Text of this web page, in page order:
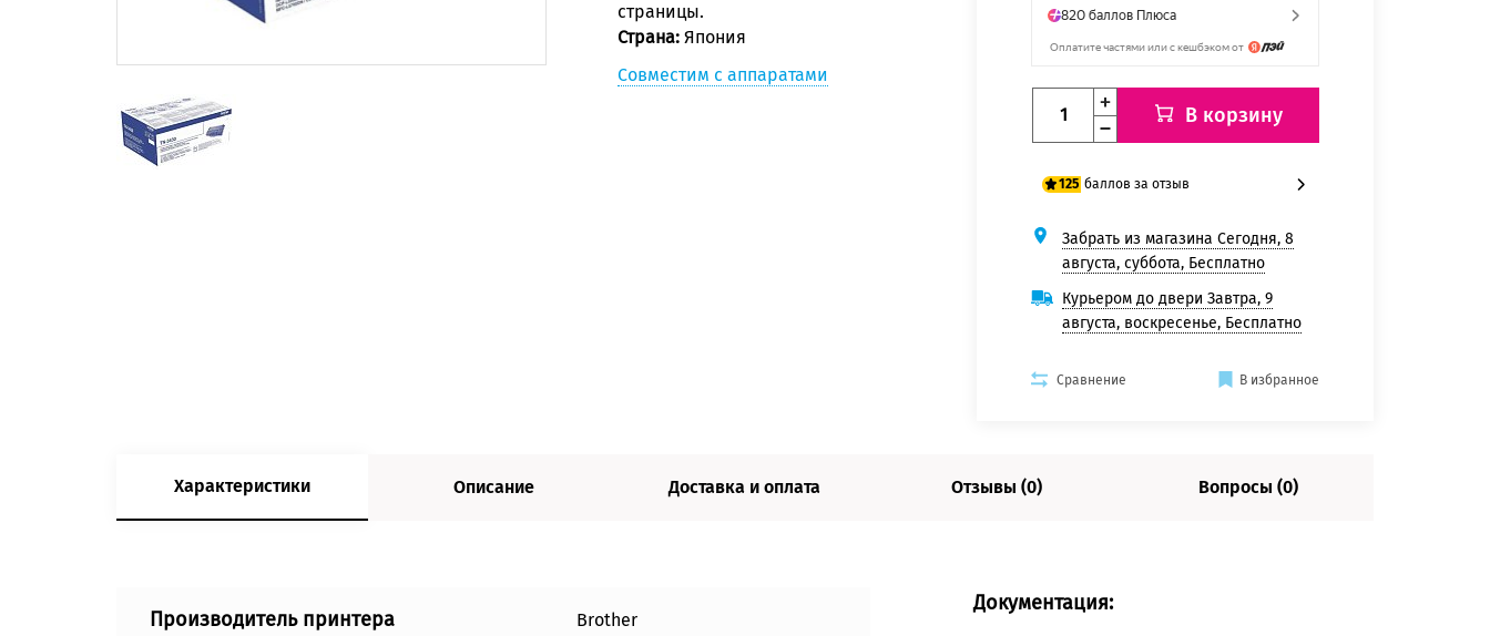
страницы.
Страна: Япония
Совместим с аппаратами
В корзину
125 баллов за отзыв
100 баллов
125 баллов
Забрать из магазина Сегодня, 8
августа, суббота, Бесплатно
Курьером до двери Завтра, 9
августа, воскресенье, Бесплатно
Сравнение В избранное
Характеристики Описание Доставка и оплата Отзывы (0) Вопросы (0)
Производитель принтера Brother
Документация: